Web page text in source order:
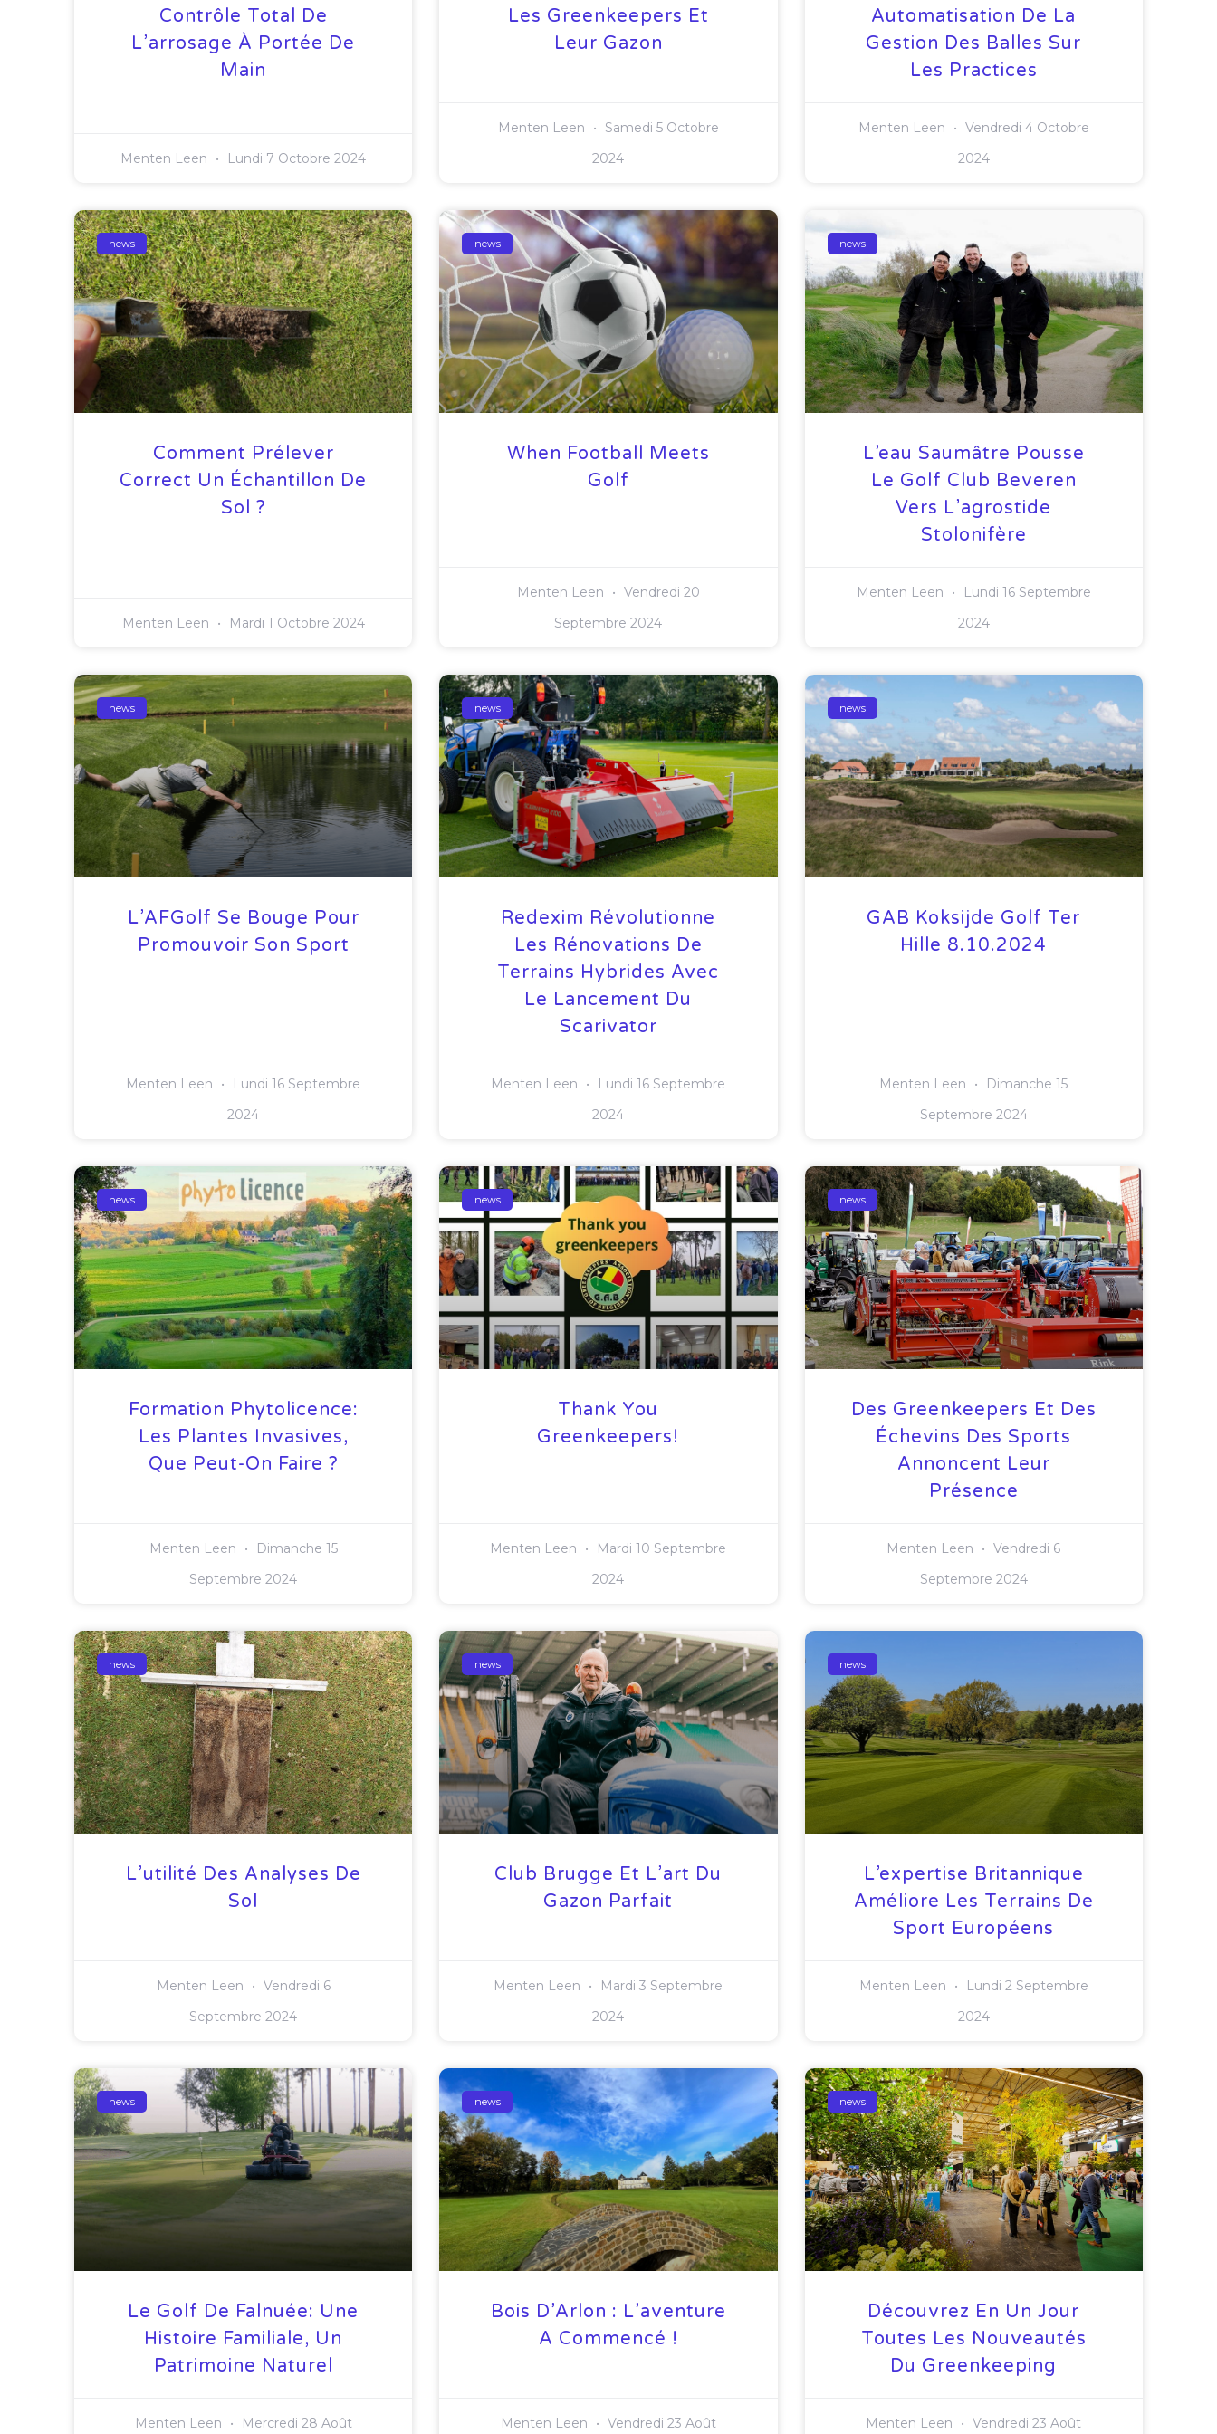
Contrôle Total De
L’arrosage À Portée De
Main
Menten Leen Lundi 7 Octobre 2024
Les Greenkeepers Et
Leur Gazon
Menten Leen
Samedi 5 Octobre
2024
Automatisation De La
Gestion Des Balles Sur
Les Practices
Menten Leen
Vendredi 4 Octobre
2024
news
Comment Prélever
Correct Un Échantillon De
Sol ?
Menten Leen Mardi 1 Octobre 2024
news
When Football Meets
Golf
Menten Leen
Vendredi 20
Septembre 2024
news
L’eau Saumâtre Pousse
Le Golf Club Beveren
Vers L’agrostide
Stolonifère
Menten Leen
Lundi 16 Septembre
2024
news
L’AFGolf Se Bouge Pour
Promouvoir Son Sport
Menten Leen
Lundi 16 Septembre
2024
news
Redexim Révolutionne
Les Rénovations De
Terrains Hybrides Avec
Le Lancement Du
Scarivator
Menten Leen
Lundi 16 Septembre
2024
news
GAB Koksijde Golf Ter
Hille 8.10.2024
Menten Leen
Dimanche 15
Septembre 2024
news
Formation Phytolicence:
Les Plantes Invasives,
Que Peut-On Faire ?
Menten Leen
Dimanche 15
Septembre 2024
news
Thank You
Greenkeepers!
Menten Leen
Mardi 10 Septembre
2024
news
Des Greenkeepers Et Des
Échevins Des Sports
Annoncent Leur
Présence
Menten Leen
Vendredi 6
Septembre 2024
news
L’utilité Des Analyses De
Sol
Menten Leen
Vendredi 6
Septembre 2024
news
Club Brugge Et L’art Du
Gazon Parfait
Menten Leen
Mardi 3 Septembre
2024
news
L’expertise Britannique
Améliore Les Terrains De
Sport Européens
Menten Leen
Lundi 2 Septembre
2024
news
Le Golf De Falnuée: Une
Histoire Familiale, Un
Patrimoine Naturel
Menten Leen Mercredi 28 Août
news
Bois D’Arlon : L’aventure
A Commencé !
Menten Leen Vendredi 23 Août
news
Découvrez En Un Jour
Toutes Les Nouveautés
Du Greenkeeping
Menten Leen Vendredi 23 Août